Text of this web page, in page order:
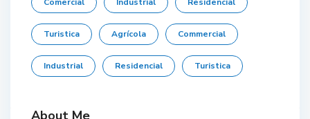
Turistica Agrícola Commercial
Industrial Residencial Turistica
About Me